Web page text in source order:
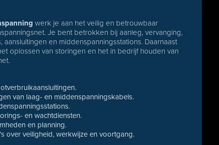
werk je aan het veilig en betrouwbaar
Je bent betrokken bij aanleg, vervanging,
en middenspanningsstations. Daarnaast
oplossen van storingen en het in bedrijf houden van
van laag- en middenspanningskabels.
en wachtdiensten.
en planning.
over veiligheid, werkwijze en voortgang.